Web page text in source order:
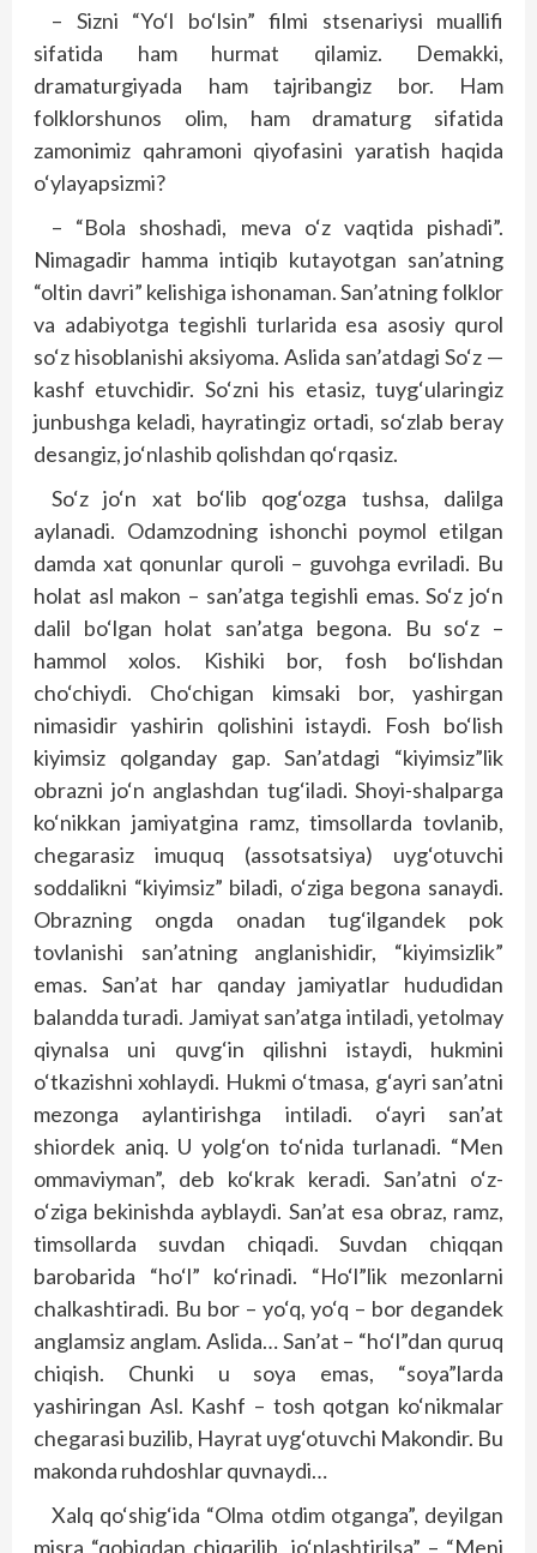
– Sizni “Yo‘l bo‘lsin” filmi stsenariysi muallifi
sifatida ham hurmat qilamiz. Demakki,
dramaturgiyada ham tajribangiz bor. Ham
folklorshunos olim, ham dramaturg sifatida
zamonimiz qahramoni qiyofasini yaratish haqida
o‘ylayapsizmi?
– “Bola shoshadi, meva o‘z vaqtida pishadi”.
Nimagadir hamma intiqib kutayotgan san’atning
“oltin davri” kelishiga ishonaman. San’atning folklor
va adabiyotga tegishli turlarida esa asosiy qurol
so‘z hisoblanishi aksiyoma. Aslida san’atdagi So‘z —
kashf etuvchidir. So‘zni his etasiz, tuyg‘ularingiz
junbushga keladi, hayratingiz ortadi, so‘zlab beray
desangiz, jo‘nlashib qolishdan qo‘rqasiz.
So‘z jo‘n xat bo‘lib qog‘ozga tushsa, dalilga
aylanadi. Odamzodning ishonchi poymol etilgan
damda xat qonunlar quroli – guvohga evriladi. Bu
holat asl makon – san’atga tegishli emas. So‘z jo‘n
dalil bo‘lgan holat san’atga begona. Bu so‘z –
hammol xolos. Kishiki bor, fosh bo‘lishdan
cho‘chiydi. Cho‘chigan kimsaki bor, yashirgan
nimasidir yashirin qolishini istaydi. Fosh bo‘lish
kiyimsiz qolganday gap. San’atdagi “kiyimsiz”lik
obrazni jo‘n anglashdan tug‘iladi. Shoyi-shalparga
ko‘nikkan jamiyatgina ramz, timsollarda tovlanib,
chegarasiz imuquq (assotsatsiya) uyg‘otuvchi
soddalikni “kiyimsiz” biladi, o‘ziga begona sanaydi.
Obrazning ongda onadan tug‘ilgandek pok
tovlanishi san’atning anglanishidir, “kiyimsizlik”
emas. San’at har qanday jamiyatlar hududidan
balandda turadi. Jamiyat san’atga intiladi, yetolmay
qiynalsa uni quvg‘in qilishni istaydi, hukmini
o‘tkazishni xohlaydi. Hukmi o‘tmasa, g‘ayri san’atni
mezonga aylantirishga intiladi. o‘ayri san’at
shiordek aniq. U yolg‘on to‘nida turlanadi. “Men
ommaviyman”, deb ko‘krak keradi. San’atni o‘z-
o‘ziga bekinishda ayblaydi. San’at esa obraz, ramz,
timsollarda suvdan chiqadi. Suvdan chiqqan
barobarida “ho‘l” ko‘rinadi. “Ho‘l”lik mezonlarni
chalkashtiradi. Bu bor – yo‘q, yo‘q – bor degandek
anglamsiz anglam. Aslida… San’at – “ho‘l”dan quruq
chiqish. Chunki u soya emas, “soya”larda
yashiringan Asl. Kashf – tosh qotgan ko‘nikmalar
chegarasi buzilib, Hayrat uyg‘otuvchi Makondir. Bu
makonda ruhdoshlar quvnaydi…
Xalq qo‘shig‘ida “Olma otdim otganga”, deyilgan
misra “qobiqdan chiqarilib, jo‘nlashtirilsa” – “Meni